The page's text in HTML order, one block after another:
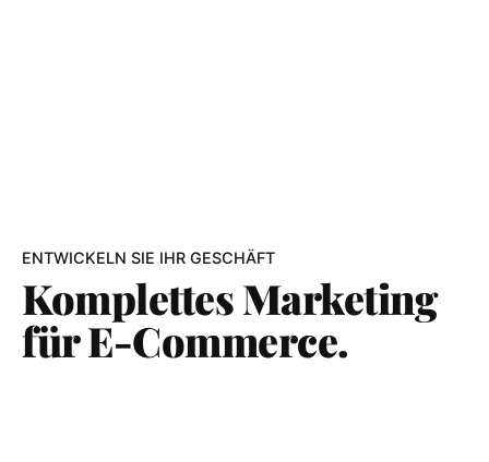
ENTWICKELN SIE IHR GESCHÄFT
Komplettes Marketing
für E-Commerce.